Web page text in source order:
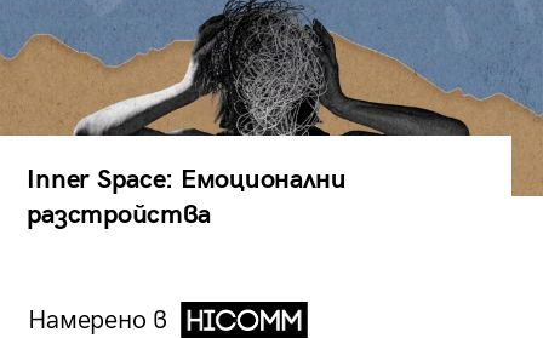
Inner Space: Емоционални
разстройства
Намерено в